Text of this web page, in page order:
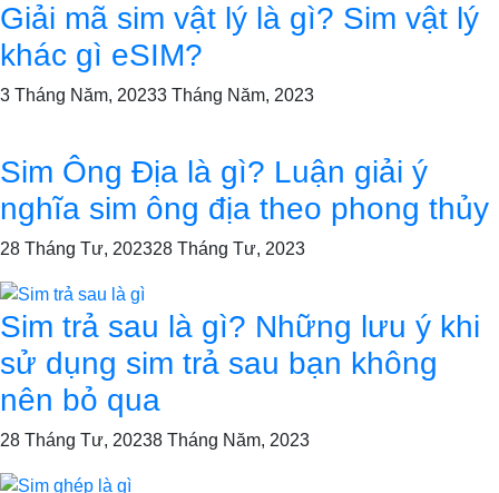
Giải mã sim vật lý là gì? Sim vật lý
khác gì eSIM?
3 Tháng Năm, 20233 Tháng Năm, 2023
Sim Ông Địa là gì? Luận giải ý
nghĩa sim ông địa theo phong thủy
28 Tháng Tư, 202328 Tháng Tư, 2023
Sim trả sau là gì? Những lưu ý khi
sử dụng sim trả sau bạn không
nên bỏ qua
28 Tháng Tư, 20238 Tháng Năm, 2023